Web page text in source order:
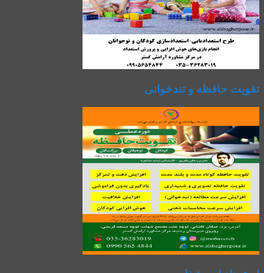
تقویت حافظه و تندخوانی